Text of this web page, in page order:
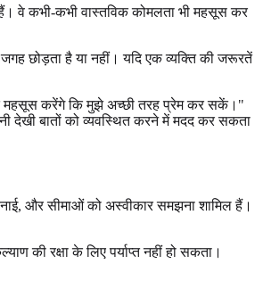
वे कभी-कभी वास्तविक कोमलता भी महसूस कर
जगह छोड़ता है या नहीं। यदि एक व्यक्ति की जरूरतें
महसूस करेंगे कि मुझे अच्छी तरह प्रेम कर सकें।"
देखी बातों को व्यवस्थित करने में मदद कर सकता
और सीमाओं को अस्वीकार समझना शामिल हैं।
की रक्षा के लिए पर्याप्त नहीं हो सकता।